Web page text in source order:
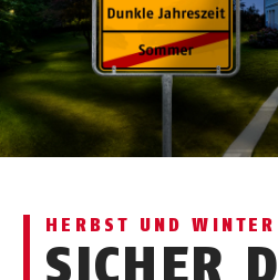
alle
Ergebnisse
HERBST UND WINTER
SICHER